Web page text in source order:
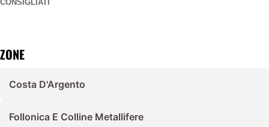
CONSIGLIATI
ZONE
Costa D'Argento
Follonica E Colline Metallifere